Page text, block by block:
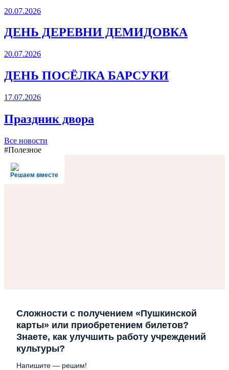
20.07.2026
ДЕНЬ ДЕРЕВНИ ДЕМИДОВКА
20.07.2026
ДЕНЬ ПОСЁЛКА БАРСУКИ
17.07.2026
Праздник двора
Все новости
#Полезное
Решаем вместе
Сложности с получением «Пушкинской
карты» или приобретением билетов?
Знаете, как улучшить работу учреждений
культуры?
Напишите — решим!